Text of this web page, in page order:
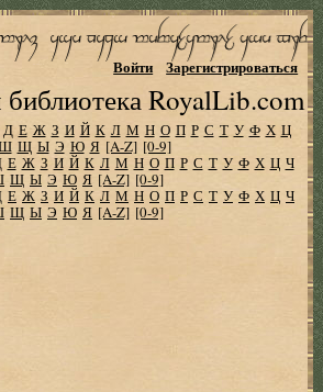
RoyalLib.com
Войти Зарегистрироваться
Д Е Ж З И Й К Л М Н О П Р С Т У Ф Х Ц
Щ Ы Э Ю Я [A-Z] [0-9]
Е Ж З И Й К Л М Н О П Р С Т У Ф Х Ц Ч
Щ Ы Э Ю Я [A-Z] [0-9]
Е Ж З И Й К Л М Н О П Р С Т У Ф Х Ц Ч
Щ Ы Э Ю Я [A-Z] [0-9]